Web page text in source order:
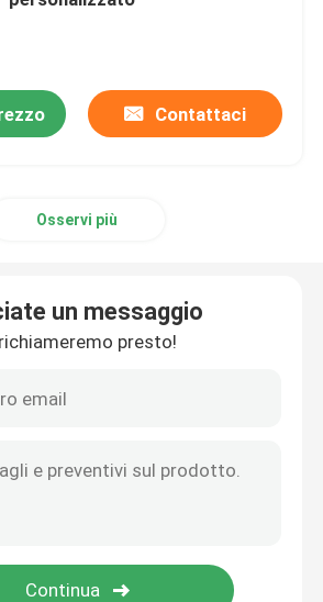
Grinder
mano
Contattaci
Osservi più
un messaggio
presto!